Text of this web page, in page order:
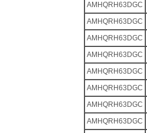
AMHQRH63DGC
AMHQRH63DGC
AMHQRH63DGC
AMHQRH63DGC
AMHQRH63DGC
AMHQRH63DGC
AMHQRH63DGC
AMHQRH63DGC